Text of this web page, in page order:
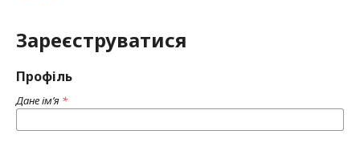
Зареєструватися
Профіль
Дане ім’я *